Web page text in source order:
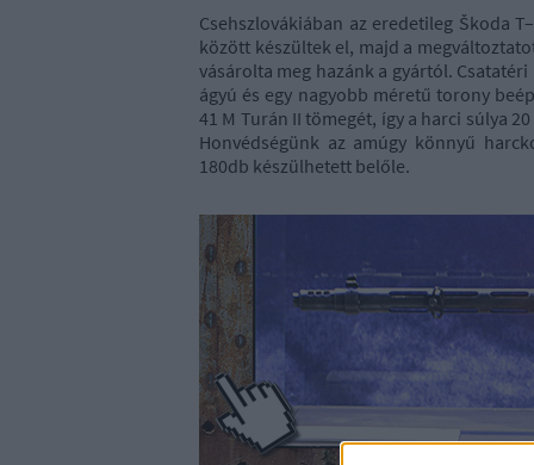
Csehszlovákiában az eredetileg Škoda
között készültek el, majd a
vásárolta meg hazánk a gyártól.
ágyú és egy nagyobb méretű torony
41 M Turán II tömegét, így a harci súlya
Honvédségünk az amúgy könnyű
180db készülhetett belőle.